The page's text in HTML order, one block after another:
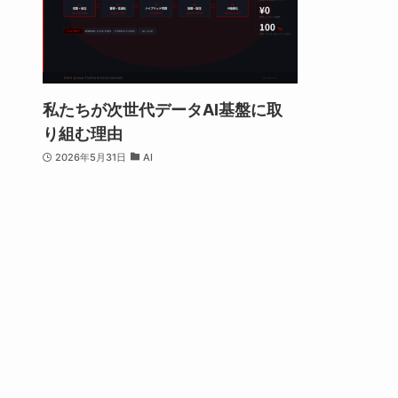
私たちが次世代データAI基盤に取
り組む理由
2026年5月31日 AI